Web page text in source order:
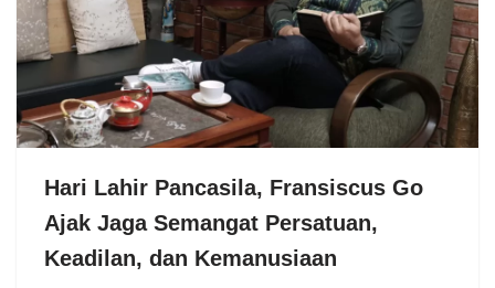
Hari Lahir Pancasila, Fransiscus Go
Ajak Jaga Semangat Persatuan,
Keadilan, dan Kemanusiaan